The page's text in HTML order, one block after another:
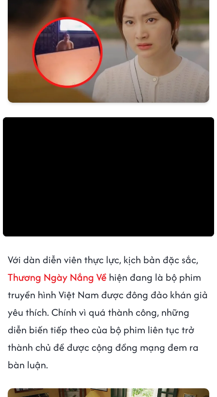
Với dàn diễn viên thực lực, kịch bản đặc sắc,
Thương Ngày Nắng Về hiện đang là bộ phim
truyền hình Việt Nam được đông đảo khán giả
yêu thích. Chính vì quá thành công, những
diễn biến tiếp theo của bộ phim liên tục trở
thành chủ đề được cộng đồng mạng đem ra
bàn luận.